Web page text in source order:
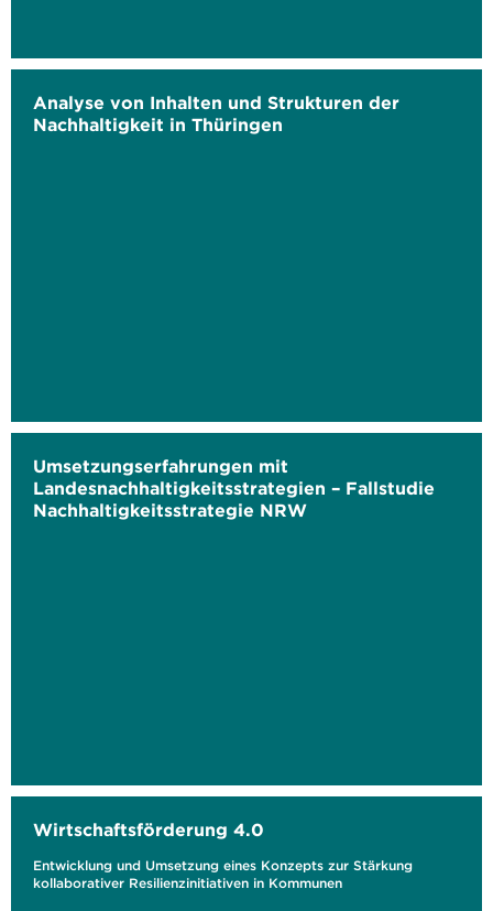
Analyse von Inhalten und Strukturen der
Nachhaltigkeit in Thüringen
Umsetzungserfahrungen mit
Landesnachhaltigkeitsstrategien – Fallstudie
Nachhaltigkeitsstrategie NRW
Wirtschaftsförderung 4.0
Entwicklung und Umsetzung eines Konzepts zur Stärkung
kollaborativer Resilienzinitiativen in Kommunen